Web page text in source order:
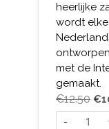
heerlijke
wordt
met de
gemaakt.
€12.50 €
-